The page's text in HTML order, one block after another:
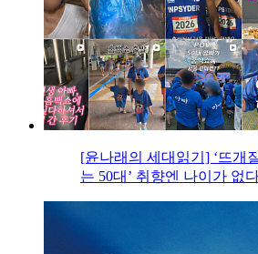
[윤나래의 세대읽기] ‘뜨개
는 50대’ 취향엔 나이가 없